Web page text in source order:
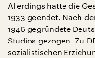
Allerdings hatte die
1933 geendet. Nach
1946 gegründete
Studios gezogen. Zu
sozialistischen